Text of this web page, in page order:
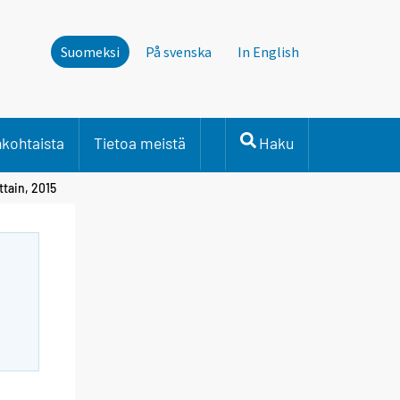
Suomeksi På svenska In English
Tietoa meistä Haku
2015